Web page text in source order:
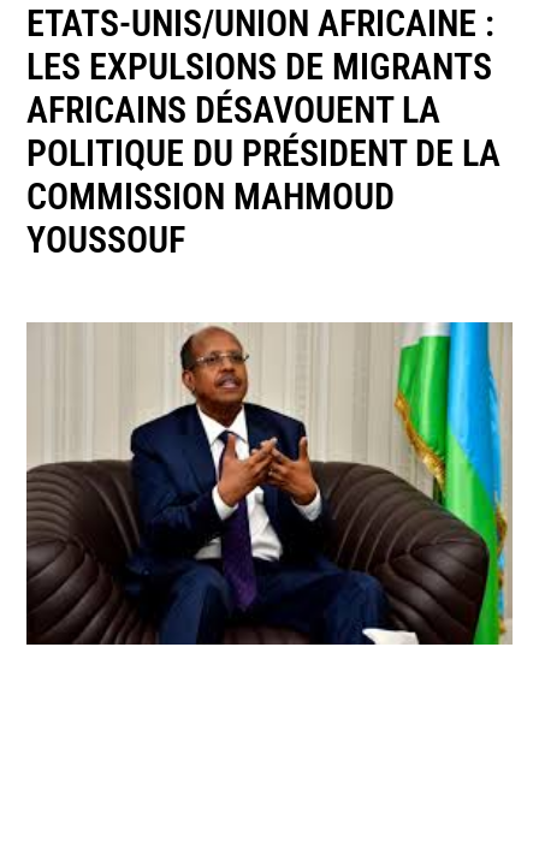
ETATS-UNIS/UNION AFRICAINE :
LES EXPULSIONS DE MIGRANTS
AFRICAINS DÉSAVOUENT LA
POLITIQUE DU PRÉSIDENT DE LA
COMMISSION MAHMOUD
YOUSSOUF